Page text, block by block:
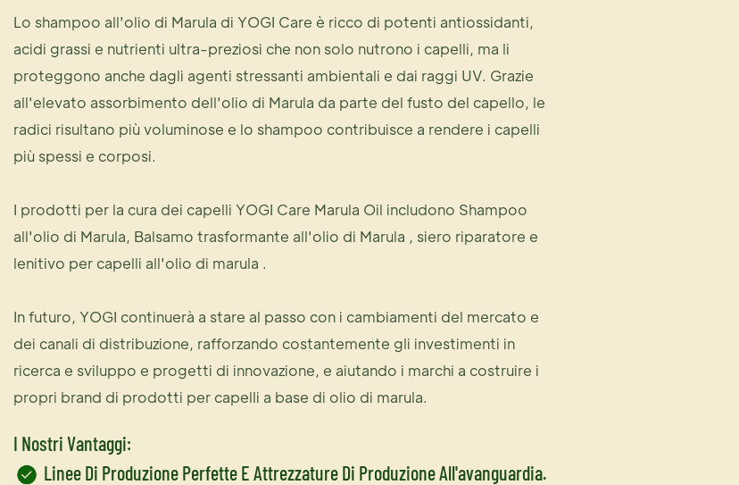
Lo shampoo all'olio di Marula di YOGI Care è ricco di potenti antiossidanti,
acidi grassi e nutrienti ultra-preziosi che non solo nutrono i capelli, ma li
proteggono anche dagli agenti stressanti ambientali e dai raggi UV. Grazie
all'elevato assorbimento dell'olio di Marula da parte del fusto del capello, le
radici risultano più voluminose e lo shampoo contribuisce a rendere i capelli
più spessi e corposi.
I prodotti per la cura dei capelli YOGI Care Marula Oil includono Shampoo
all'olio di Marula, Balsamo trasformante all'olio di Marula , siero riparatore e
lenitivo per capelli all'olio di marula .
In futuro, YOGI continuerà a stare al passo con i cambiamenti del mercato e
dei canali di distribuzione, rafforzando costantemente gli investimenti in
ricerca e sviluppo e progetti di innovazione, e aiutando i marchi a costruire i
propri brand di prodotti per capelli a base di olio di marula.
I Nostri Vantaggi:
Linee Di Produzione Perfette E Attrezzature Di Produzione All'avanguardia.